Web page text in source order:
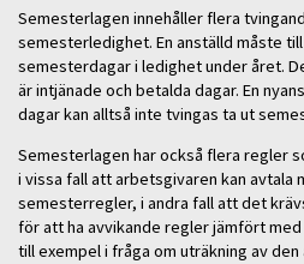
Semesterlagen innehåller flera
semesterledighet. En anställd måste
semesterdagar i ledighet under året.
är intjänade och betalda dagar. En
dagar kan alltså inte tvingas ta ut
Semesterlagen har också flera regler
i vissa fall att arbetsgivaren kan avtala
semesterregler, i andra fall att det
för att ha avvikande regler jämfört
till exempel i fråga om uträkning av